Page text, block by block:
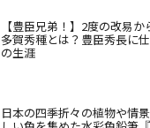
【豊臣兄弟！】2度の改易か
多賀秀種とは？豊臣秀長に
の生涯
日本の四季折々の植物や情